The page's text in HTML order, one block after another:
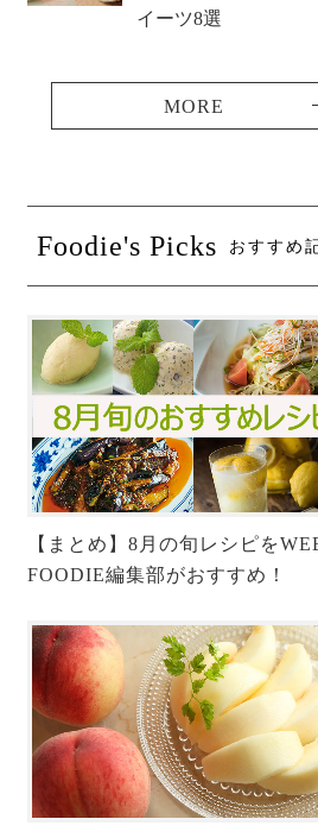
イーツ8選
Foodie's Picks おすすめ
【まとめ】8月の旬レシピを
FOODIE編集部がおすすめ！